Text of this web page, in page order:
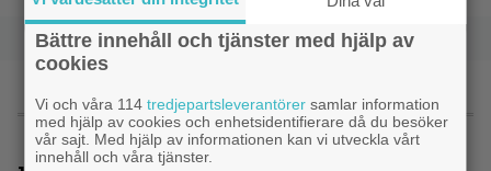
MEST LÄST
Bättre innehåll och tjänster med hjälp av
cookies
Vi och våra 114tredjepartsleverantörer samlar information
med hjälp av cookies och enhetsidentifierare då du besöker
vår sajt. Med hjälp av informationen kan vi utveckla vårt
innehåll och våra tjänster.